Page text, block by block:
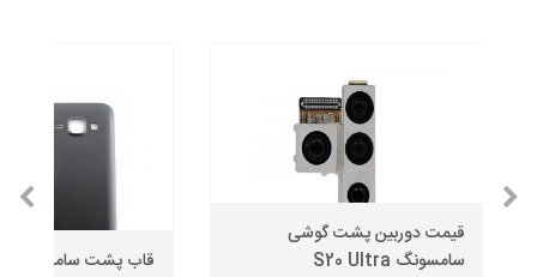
قیمت دوربین پشت گوشی
سامسونگ S20 Ultra
قاب پشت سامسونگ J1